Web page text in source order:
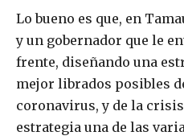
Lo bueno es que, en
y un gobernador que le
frente, diseñando una
mejor librados posibles
coronavirus, y de la
estrategia una de las